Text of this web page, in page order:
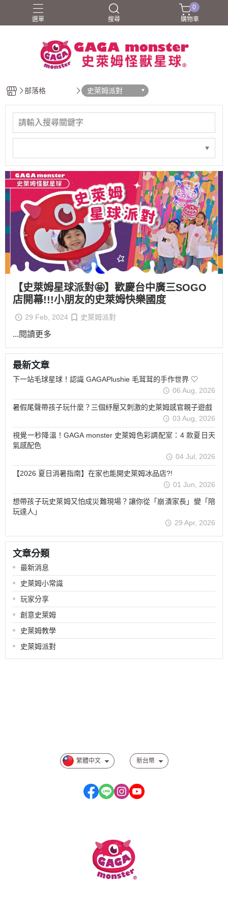
選單 搜尋
0
購物車
部落格 史萊姆派對
【史萊姆星球派對🤩】歡慶台中廣三SOGO
店開幕!!!小朋友的史萊姆快樂國度
29 Feb, 2024 史萊姆派對
...閱讀更多
最新文章
下一站毛球星球！認識 GAGAPlushie 毛茸茸的手作世界 ♡
06 Aug, 2026
暑假尾聲帶孩子玩什麼？三個紓壓又刺激的史萊姆感官親子遊戲
03 Aug, 2026
視覺一秒降溫！GAGA monster 史萊姆色彩調配室：4 款夏日天
氣感配色
04 Jul, 2026
【2026 夏日消暑指南】在家也能開史萊姆冰品店?!
01 Jun, 2026
想帶孩子玩史萊姆又怕成災難現場？讓你從「崩潰家長」變「陪
玩達人」
29 Apr, 2026
文章分類
最新消息
史萊姆小常識
玩家分享
創意史萊姆
史萊姆教學
史萊姆派對
繁體中文 新台幣